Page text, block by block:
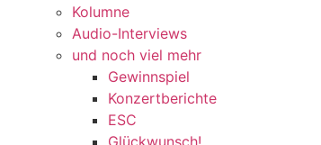
Kolumne
Audio-Interviews
und noch viel mehr
Gewinnspiel
Konzertberichte
ESC
Glückwunsch!